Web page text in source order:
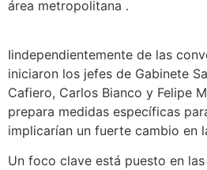
área metropolitana .
Iindependientemente de las
iniciaron los jefes de Gabinete
Cafiero, Carlos Bianco y Felipe
prepara medidas específicas
implicarían un fuerte cambio en
Un foco clave está puesto en